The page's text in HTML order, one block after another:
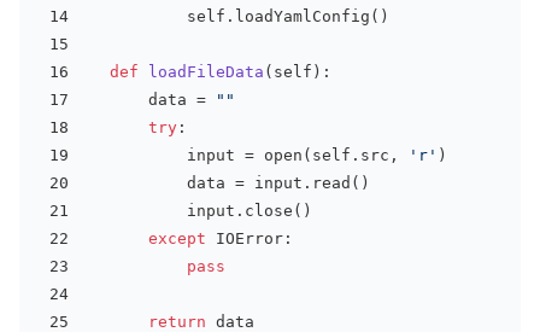
           self.loadYamlConfig()
def loadFileData ( self ):
       data =
""
try :
input = open (self.src, 'r' )
           data =
input .read()
input .close()
except IOError:
pass
return data